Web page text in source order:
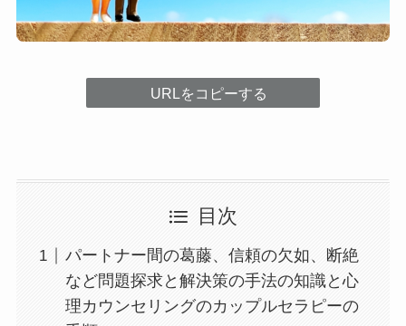
URLをコピーする
目次
パートナー間の葛藤、信頼の欠如、断絶
など問題探求と解決策の手法の知識と心
理カウンセリングのカップルセラピーの